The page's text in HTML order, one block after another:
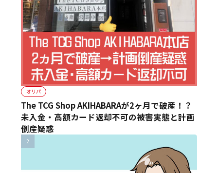
オリパ
The TCG Shop AKIHABARAが2ヶ月で破産！？
未入金・高額カード返却不可の被害実態と計画
倒産疑惑